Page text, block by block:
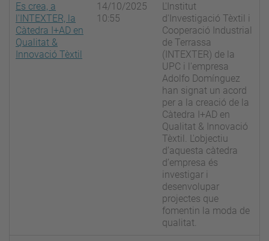
Es crea, a
l'INTEXTER, la
Càtedra I+AD en
Qualitat &
Innovació Tèxtil
14/10/2025
10:55
L'Institut
d'Investigació Tèxtil i
Cooperació Industrial
de Terrassa
(INTEXTER) de la
UPC i l'empresa
Adolfo Domínguez
han signat un acord
per a la creació de la
Càtedra I+AD en
Qualitat & Innovació
Tèxtil. L'objectiu
d’aquesta càtedra
d’empresa és
investigar i
desenvolupar
projectes que
fomentin la moda de
qualitat.